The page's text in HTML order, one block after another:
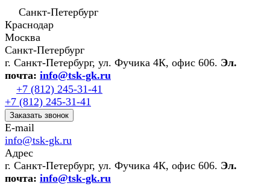
Санкт-Петербург
Краснодар
Москва
Санкт-Петербург
г. Санкт-Петербург, ул. Фучика 4К, офис 606. Эл.
почта: info@tsk-gk.ru
+7 (812) 245-31-41
+7 (812) 245-31-41
Заказать звонок
E-mail
info@tsk-gk.ru
Адрес
г. Санкт-Петербург, ул. Фучика 4К, офис 606. Эл.
почта: info@tsk-gk.ru